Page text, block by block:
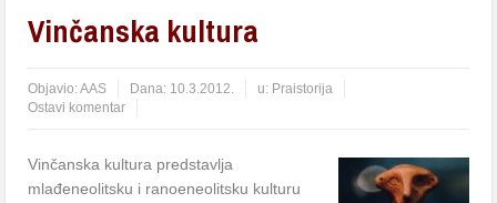
Vinčanska kultura
Objavio:AAS Dana: 10.3.2012. u: Praistorija
Ostavi komentar
Vinčanska kultura predstavlja
mlađeneolitsku i ranoeneolitsku kulturu